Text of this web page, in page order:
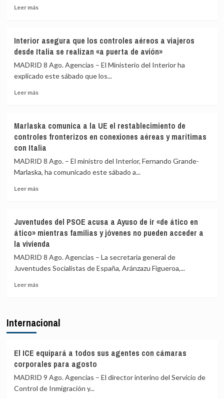
frente
de
Huelva
y
y
pide
Leer másLeer
amplía
a
los
aeropuertos
Málaga,
y
Valencia
los
controles
viajeros
desde
Interior asegura que los controles aéreos a viajeros
desde Italia se realizan «a puerta de avión»
MADRID 8 Ago. Agencias – El Ministerio del Interior ha
explicado este sábado que los...
Leer másLeer
asegura
que
los
controles
aéreos
a
viajeros
realizan
«a
puerta
avión»
Marlaska comunica a la UE el restablecimiento de
controles fronterizos en conexiones aéreas y marítimas
con Italia
MADRID 8 Ago. – El ministro del Interior, Fernando Grande-
Marlaska, ha comunicado este sábado a...
Leer másLeer
comunica
a
la
UE
restablecimiento
de
conexiones
marítimas
con
Italia
Juventudes del PSOE acusa a Ayuso de ir «de ático en
ático» mientras familias y jóvenes no pueden acceder a
la vivienda
MADRID 8 Ago. Agencias – La secretaria general de
Juventudes Socialistas de España, Aránzazu Figueroa,...
Leer másLeer
del
a
Ayuso
de
ir
«de
Internacional
El ICE equipará a todos sus agentes con cámaras
corporales para agosto
MADRID 9 Ago. Agencias – El director interino del Servicio de
Control de Inmigración y...